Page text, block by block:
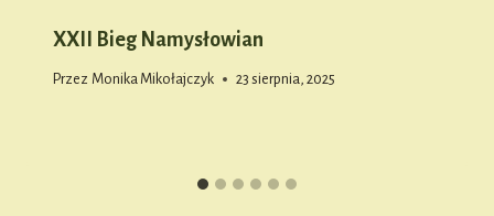
XXII Bieg Namysłowian
Przez Monika Mikołajczyk 23 sierpnia, 2025